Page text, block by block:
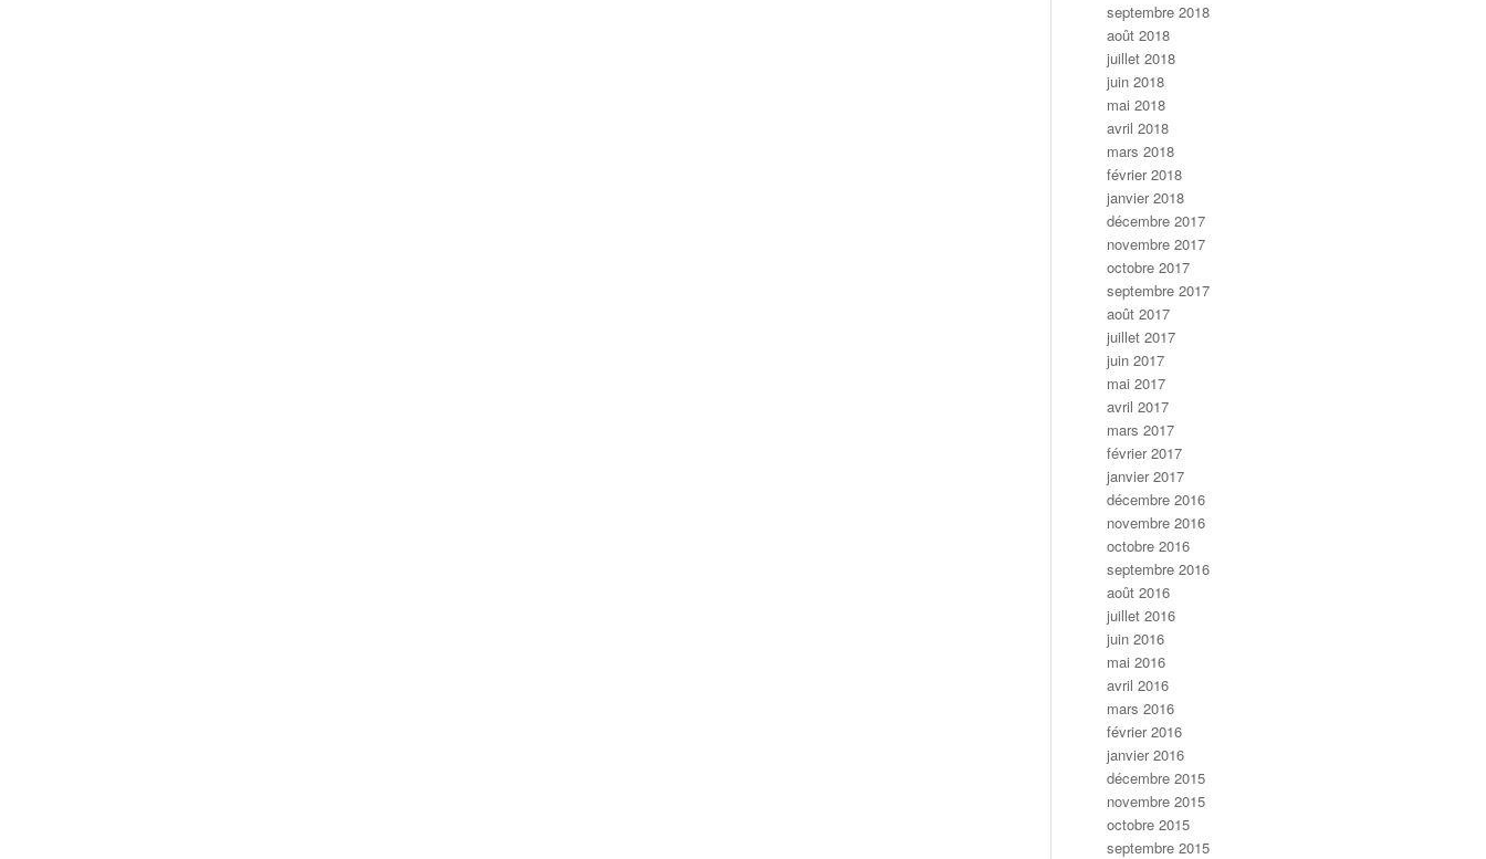
septembre 2018
août 2018
juillet 2018
juin 2018
mai 2018
avril 2018
mars 2018
février 2018
janvier 2018
décembre 2017
novembre 2017
octobre 2017
septembre 2017
août 2017
juillet 2017
juin 2017
mai 2017
avril 2017
mars 2017
février 2017
janvier 2017
décembre 2016
novembre 2016
octobre 2016
septembre 2016
août 2016
juillet 2016
juin 2016
mai 2016
avril 2016
mars 2016
février 2016
janvier 2016
décembre 2015
novembre 2015
octobre 2015
septembre 2015